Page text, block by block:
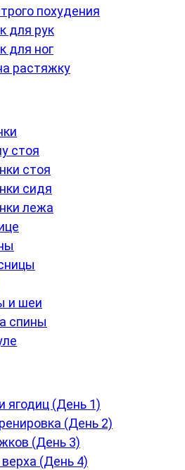
похудения
для рук
для ног
растяжку
стоя
стоя
сидя
лежа
и шеи
спины
ягодиц (День 1)
(День 2)
(День 3)
(День 4)